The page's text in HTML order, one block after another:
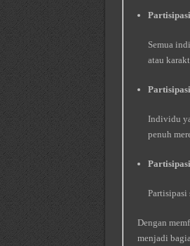
Semua
atau
Individu
penuh
Dengan
menjadi